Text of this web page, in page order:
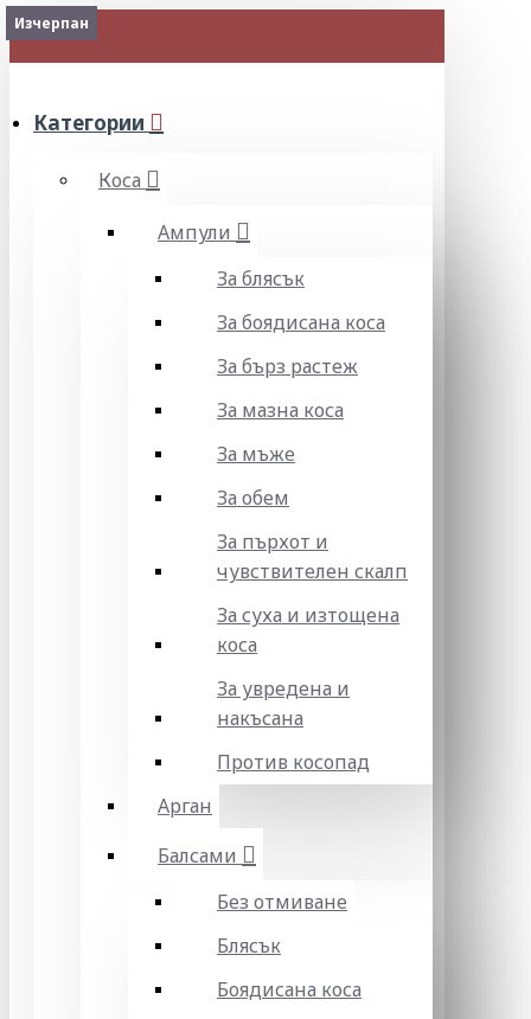
МЕНЮ
Категории
Коса
Ампули
За блясък
За боядисана коса
За бърз растеж
За мазна коса
За мъже
За обем
За пърхот и
чувствителен скалп
За суха и изтощена
коса
За увредена и
накъсана
Против косопад
Арган
Балсами
Без отмиване
Блясък
Боядисана коса
Изчерпан